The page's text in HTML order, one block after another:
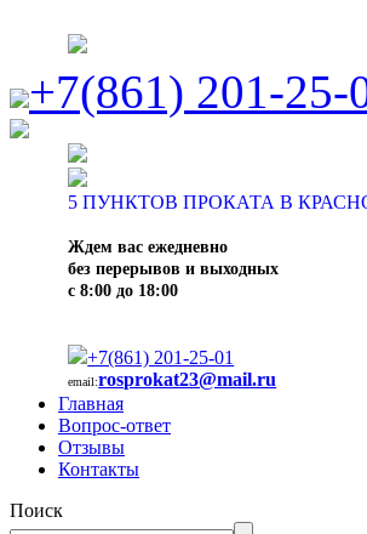
+7(861) 201-25-
5 ПУНКТОВ ПРОКАТА В
Ждем вас ежедневно
без перерывов и выходных
с 8:00 до 18:00
+7(861) 201-25-01
email:rosprokat23@mail.ru
Главная
Вопрос-ответ
Отзывы
Контакты
Поиск